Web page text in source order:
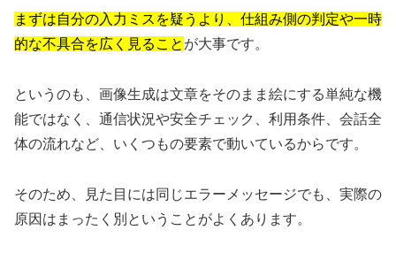
まずは自分の入力ミスを疑うより、仕組み側の判定や一時
的な不具合を広く見ること が大事です。
というのも、画像生成は文章をそのまま絵にする単純な機
能ではなく、通信状況や安全チェック、利用条件、会話全
体の流れなど、いくつもの要素で動いているからです。
そのため、見た目には同じエラーメッセージでも、実際の
原因はまったく別ということがよくあります。